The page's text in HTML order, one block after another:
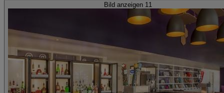
Bild anzeigen 11